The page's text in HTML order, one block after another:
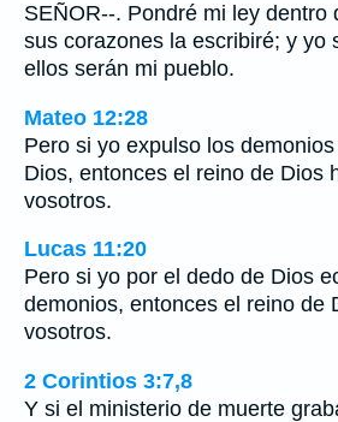
SEÑOR--. Pondré mi ley dentro
sus corazones la escribiré; y yo
ellos serán mi pueblo.
Mateo 12:28
Pero si yo expulso los
Dios, entonces el reino de Dios
vosotros.
Lucas 11:20
Pero si yo por el dedo de Dios
demonios, entonces el reino de
vosotros.
2 Corintios 3:7,8
Y si el ministerio de muerte